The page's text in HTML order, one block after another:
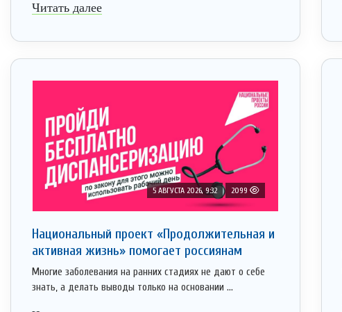
Читать далее
5 АВГУСТА 2026, 9:32 2099
Национальный проект «Продолжительная и
активная жизнь» помогает россиянам
Многие заболевания на ранних стадиях не дают о себе
знать, а делать выводы только на основании ...